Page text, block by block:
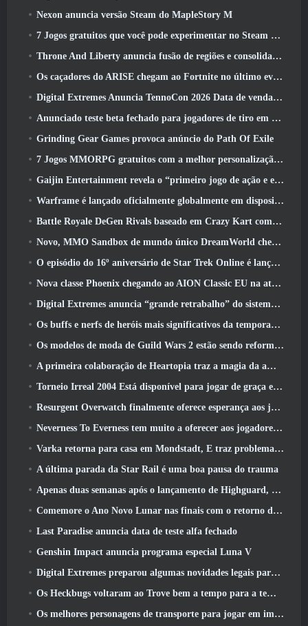
Nexon anuncia versão Steam do MapleStory M
7 Jogos gratuitos que você pode experimentar no Steam Next Fest
Throne And Liberty anuncia fusão de regiões e consolidação de servidores
Os caçadores do ARISE chegam ao Fortnite no último evento de colaboração
Digital Extremes Anuncia TennoCon 2026 Data de venda de ingressos
Anunciado teste beta fechado para jogadores de tiro em terceira pessoa
Grinding Gear Games provoca anúncio do Path Of Exile
7 Jogos MMORPG gratuitos com a melhor personalização de personagens
Gaijin Entertainment revela o “primeiro jogo de ação e extração espacial” Star Wrath
Warframe é lançado oficialmente globalmente em dispositivos Android
Battle Royale DeGen Rivals baseado em Crazy Kart combina todas as coisas que você provavelmente não sabia que queria combinadas
Novo, MMO Sandbox de mundo único DreamWorld chegando ao Steam com acesso antecipado
O episódio do 16º aniversário de Star Trek Online é lançado como parte da atualização de “corrupção”
Nova classe Phoenix chegando ao AION Classic EU na atualização ‘Ignite’
Digital Extremes anuncia “grande retrabalho” do sistema de progressão de jogadores do Soulframe
Os buffs e nerfs de heróis mais significativos da temporada 6.5
Os modelos de moda de Guild Wars 2 estão sendo reformulados com base no feedback dos jogadores
A primeira colaboração de Heartopia traz a magia da amizade de My Little Pony
Torneio Irreal 2004 Está disponível para jogar de graça e a Epic não processará ninguém por isso
Resurgent Overwatch finalmente oferece esperança aos jogadores
Neverness To Everness tem muito a oferecer aos jogadores, Particularmente divertido
Varka retorna para casa em Mondstadt, E traz problemas com ele na atualização Luna V do Genshin Impact
A última parada da Star Rail é uma boa pausa do trauma
Apenas duas semanas após o lançamento de Highguard, Wildlight Entertainment anuncia demissões
Comemore o Ano Novo Lunar nas finais com o retorno do ‘Modo Bank It’
Last Paradise anuncia data de teste alfa fechado
Genshin Impact anuncia programa especial Luna V
Digital Extremes preparou algumas novidades legais para comemorar o ano novo lunar no Warframe
Os Heckbugs voltaram ao Trove bem a tempo para a temporada do amor
Os melhores personagens de transporte para jogar em impasse